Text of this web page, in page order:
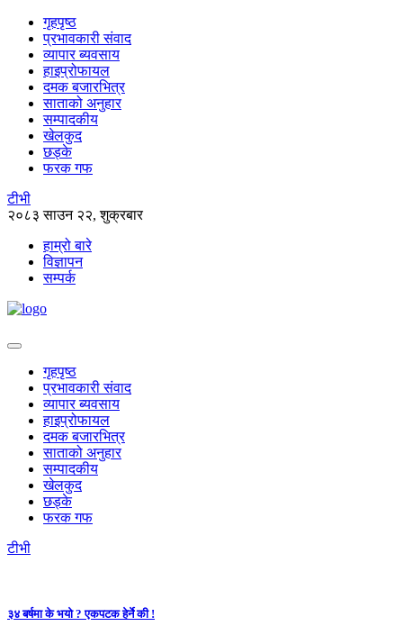
गृहपृष्ठ
प्रभावकारी संवाद
व्यापार ब्यवसाय
हाइप्रोफायल
दमक बजारभित्र
साताको अनुहार
सम्पादकीय
खेलकुद
छड्के
फरक गफ
टीभी
२०८३ साउन २२, शुक्रबार
हाम्रो बारे
विज्ञापन
सम्पर्क
गृहपृष्ठ
प्रभावकारी संवाद
व्यापार ब्यवसाय
हाइप्रोफायल
दमक बजारभित्र
साताको अनुहार
सम्पादकीय
खेलकुद
छड्के
फरक गफ
टीभी
३४ बर्षमा के भयो ? एकपटक हेर्ने की !